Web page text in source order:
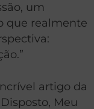
um
que realmente
artigo da
Meu